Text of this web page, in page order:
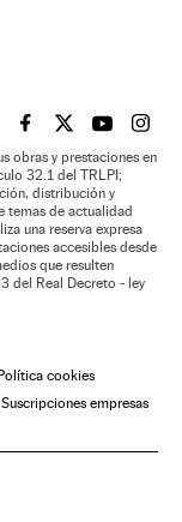
EL PAÍS BRASIL EN
EL PAÍSEL PAÍS
EL
obras y prestaciones en
32.1 del TRLPI;
distribución y
temas de actualidad
una reserva expresa
accesibles desde
que resulten
del Real Decreto - ley
Política cookies
Suscripciones empresas